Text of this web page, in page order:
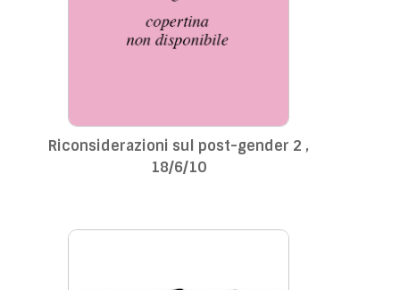
Riconsiderazioni sul post-gender 2 ,
18/6/10